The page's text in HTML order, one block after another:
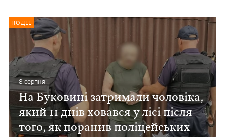
8 серпня
На Буковині затримали чоловіка,
який 11 днів ховався у лісі після
того, як поранив поліцейських
ПОДІЇ